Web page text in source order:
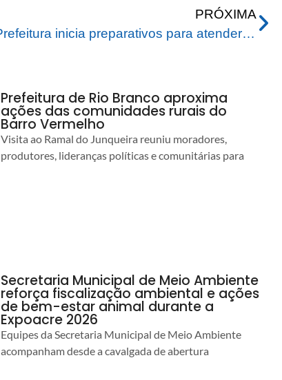
PRÓXIMA
Prefeitura inicia preparativos para atender famílias desabrigadas pela enchente do Rio Acre
Prefeitura de Rio Branco aproxima
ações das comunidades rurais do
Barro Vermelho
Visita ao Ramal do Junqueira reuniu moradores,
produtores, lideranças políticas e comunitárias para
Secretaria Municipal de Meio Ambiente
reforça fiscalização ambiental e ações
de bem-estar animal durante a
Expoacre 2026
Equipes da Secretaria Municipal de Meio Ambiente
acompanham desde a cavalgada de abertura